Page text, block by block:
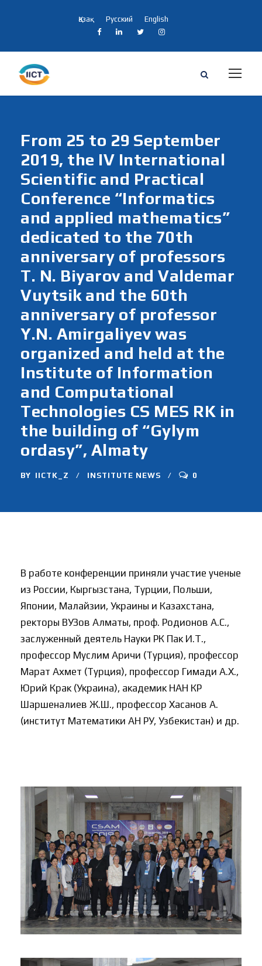
Қазақ Русский English
From 25 to 29 September
2019, the IV International
Scientific and Practical
Conference “Informatics
and applied mathematics”
dedicated to the 70th
anniversary of professors
T. N. Biyarov and Valdemar
Vuytsik and the 60th
anniversary of professor
Y.N. Amirgaliyev was
organized and held at the
Institute of Information
and Computational
Technologies CS MES RK in
the building of “Gylym
ordasy”, Almaty
BY IICTK_Z INSTITUTE NEWS 0
В работе конференции приняли участие ученые
из России, Кыргызстана, Турции, Польши,
Японии, Малайзии, Украины и Казахстана,
ректоры ВУЗов Алматы, проф. Родионов А.С.,
заслуженный деятель Науки РК Пак И.Т.,
профессор Муслим Аричи (Турция), профессор
Марат Ахмет (Турция), профессор Гимади А.Х.,
Юрий Крак (Украина), академик НАН КР
Шаршеналиев Ж.Ш., профессор Хасанов А.
(институт Математики АН РУ, Узбекистан) и др.